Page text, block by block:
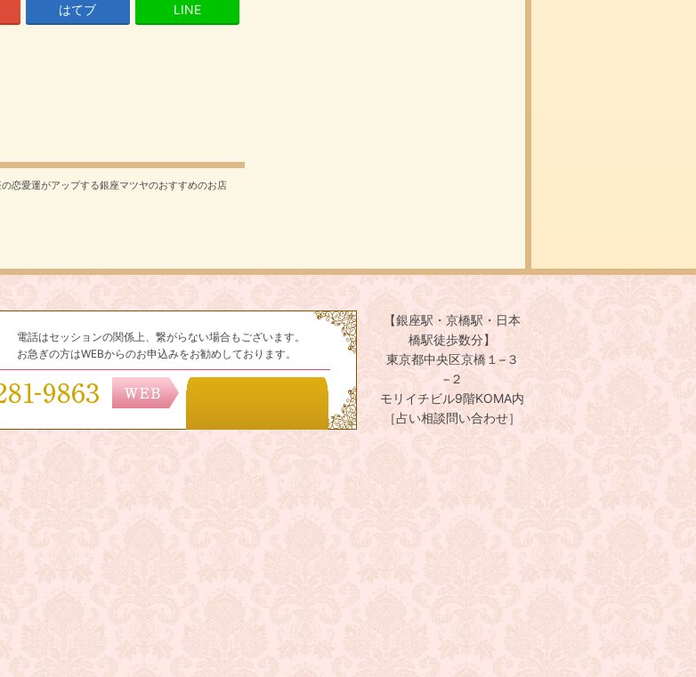
はてブ LINE
恋愛運がアップする銀座マツヤのおすすめのお店
電話はセッションの関係上、繋がらない場合もございます。
お急ぎの方はWEBからのお申込みをお勧めしております。
【銀座駅・京橋駅・日本
橋駅徒歩数分】
東京都中央区京橋１−３
−２
モリイチビル9階KOMA内
［占い相談問い合わせ］